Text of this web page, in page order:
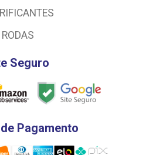
RODAS
Seguro
Pagamento